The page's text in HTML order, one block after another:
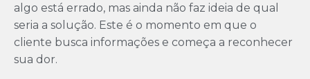
algo está errado, mas ainda não faz ideia de qual
seria a solução. Este é o momento em que o
cliente busca informações e começa a reconhecer
sua dor.